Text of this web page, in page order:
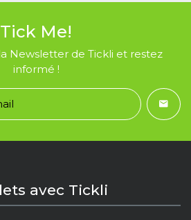
Tick Me!
Newsletter de Tickli et restez
informé !
avec Tickli